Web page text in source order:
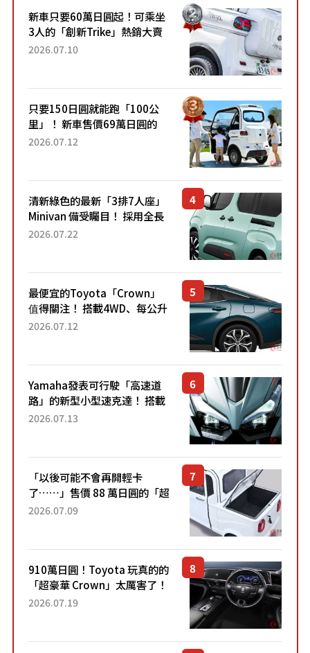
新車只要60萬日圓起！可乘坐
3人的「創新Trike」熱銷大賣
成為人氣車款！「養車成本真
2026.07.10
只要150日圓就能跑「100公
里」！ 新車售價69萬日圓的
「3人座」Trike大受歡迎！ 順
2026.07.12
清新綠色的最新「3排7人座」
Minivan 備受矚目！ 採用全長
4.7公尺剛剛好的車身尺寸與
2026.07.22
最便宜的Toyota「Crown」
值得關注！ 搭載4WD、每公升
22.4公里低油耗表現超亮眼！
2026.07.12
Yamaha發表可行駛「高速道
路」的新型小型速克達！ 搭載
能享受超強勁「渦輪感」的動
2026.07.13
「以後可能不會再開輕卡
了……」售價 88 萬日圓的「超
迷你輕型貨車」引發兩極評
了！...
2026.07.09
910萬日圓！Toyota 玩真的的
「超豪華 Crown」太厲害了！
採用由「匠人技藝」打造的
2026.07.19